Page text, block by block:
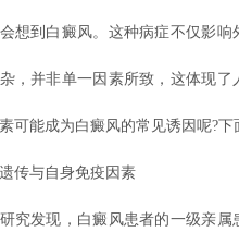
想到白癜风。这种病症不仅影
，并非单一因素所致，这体现
可能成为白癜风的常见诱因呢?下
与自身免疫因素
发现，白癜风患者的一级亲属